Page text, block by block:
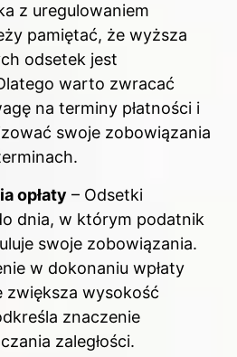
z uregulowaniem
pamiętać, że wyższa
odsetek jest
warto zwracać
na terminy płatności i
swoje zobowiązania
opłaty – Odsetki
dnia, w którym podatnik
swoje zobowiązania.
w dokonaniu wpłaty
zwiększa wysokość
znaczenie
zaległości.